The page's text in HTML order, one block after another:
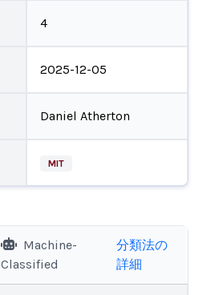
4
2025-12-05
Daniel Atherton
MIT
Machine-
Classified
分類法の
詳細